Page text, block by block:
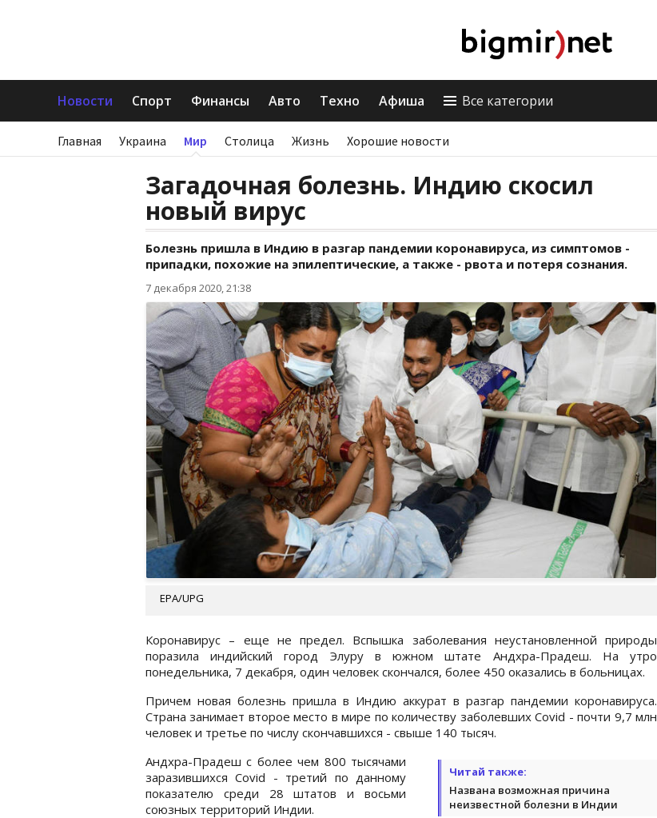
Новости Спорт Финансы Авто Техно Афиша Все категории
Главная Украина Мир Столица Жизнь Хорошие новости
Загадочная болезнь. Индию скосил
новый вирус
Болезнь пришла в Индию в разгар пандемии коронавируса, из симптомов -
припадки, похожие на эпилептические, а также - рвота и потеря сознания.
7 декабря 2020, 21:38
EPA/UPG
Коронавирус – еще не предел. Вспышка заболевания неустановленной природы
поразила индийский город Элуру в южном штате Андхра-Прадеш. На утро
понедельника, 7 декабря, один человек скончался, более 450 оказались в больницах.
Причем новая болезнь пришла в Индию аккурат в разгар пандемии коронавируса.
Страна занимает второе место в мире по количеству заболевших Covid - почти 9,7 млн
человек и третье по числу скончавшихся - свыше 140 тысяч.
Читай также:
Названа возможная причина
неизвестной болезни в Индии
Андхра-Прадеш с более чем 800 тысячами
заразившихся Covid - третий по данному
показателю среди 28 штатов и восьми
союзных территорий Индии.